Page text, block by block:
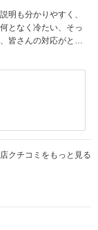
明も分かりやすく、
となく冷たい、そっ
皆さんの対応がとて
した。担当さん、こ
クチコミをもっと見る